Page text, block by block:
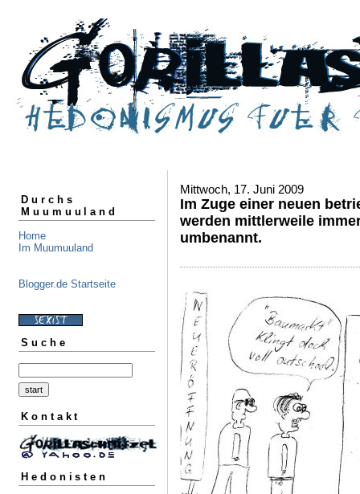
Durchs
Muumuuland
Home
Im Muumuuland
Blogger.de Startseite
Suche
Kontakt
Hedonisten
Mittwoch, 17. Juni 2009
Im Zuge einer neuen
werden mittlerweile
umbenannt.